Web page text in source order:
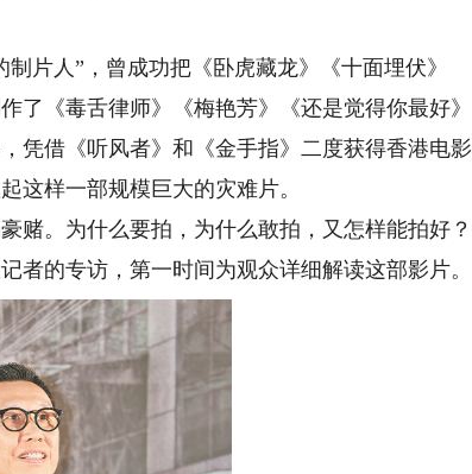
人”，曾成功把《卧虎藏龙》《十面埋伏》
了《毒舌律师》《梅艳芳》《还是觉得你最好》
凭借《听风者》和《金手指》二度获得香港电影
这样一部规模巨大的灾难片。
。为什么要拍，为什么敢拍，又怎样能拍好？
者的专访，第一时间为观众详细解读这部影片。